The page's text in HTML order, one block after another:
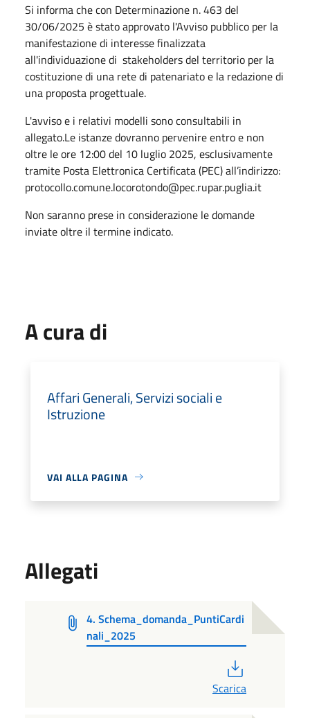
Si informa che con Determinazione n. 463 del
30/06/2025 è stato approvato l'Avviso pubblico per la
manifestazione di interesse finalizzata
all'individuazione di stakeholders del territorio per la
costituzione di una rete di patenariato e la redazione di
una proposta progettuale.
L'avviso e i relativi modelli sono consultabili in
allegato.Le istanze dovranno pervenire entro e non
oltre le ore 12:00 del 10 luglio 2025, esclusivamente
tramite Posta Elettronica Certificata (PEC) all’indirizzo:
protocollo.comune.locorotondo@pec.rupar.puglia.it
Non saranno prese in considerazione le domande
inviate oltre il termine indicato.
A cura di
Affari Generali, Servizi sociali e
Istruzione
VAI ALLA PAGINA
Allegati
4. Schema_domanda_PuntiCardi
nali_2025
Scarica